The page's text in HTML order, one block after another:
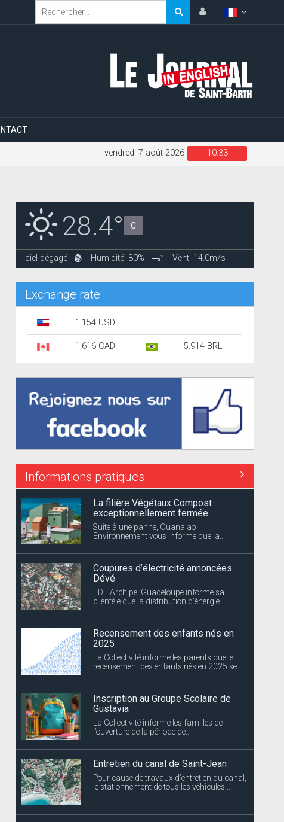
10:33
vendredi 7 août 2026
28.4° C
ciel dégagé Humidité: 80% Vent: 14.0m/s
Exchange rate
1.154 USD
1.616 CAD 5.914 BRL
Informations pratiques
La filière Végétaux Compost
exceptionnellement fermée
Suite à une panne, Ouanalao
Environnement vous informe que la...
Coupures d’électricité annoncées
Dévé
EDF Archipel Guadeloupe informe sa
clientèle que la distribution d’énergie...
Recensement des enfants nés en
2025
La Collectivité informe les parents que le
recensement des enfants nés en 2025 se...
Inscription au Groupe Scolaire de
Gustavia
La Collectivité informe les familles de
l’ouverture de la période de...
Entretien du canal de Saint-Jean
Pour cause de travaux d’entretien du canal,
le stationnement de tous les véhicules...